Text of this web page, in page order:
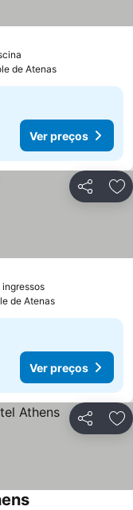
de Atenas
Ver preços
Partilhar
de Atenas
Ver preços
Partilhar